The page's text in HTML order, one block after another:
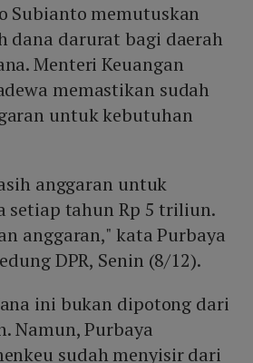
Subianto memutuskan
dana darurat bagi daerah
Menteri Keuangan
memastikan sudah
untuk kebutuhan
anggaran untuk
setiap tahun Rp 5 triliun.
anggaran," kata Purbaya
DPR, Senin (8/12).
ini bukan dipotong dari
Namun, Purbaya
sudah menyisir dari